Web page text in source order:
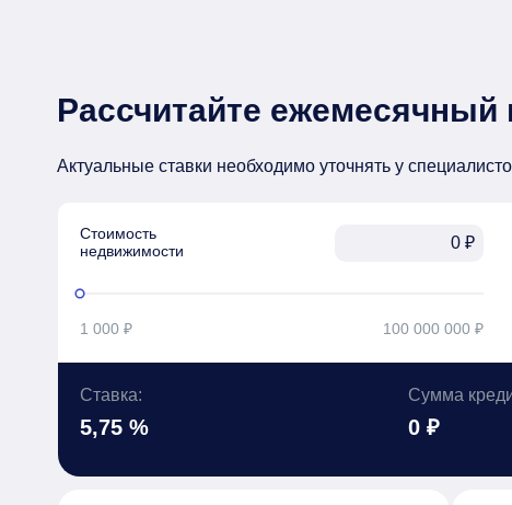
Рассчитайте ежемесячный
Актуальные ставки необходимо уточнять у
Стоимость
недвижимости
₽
1 000 ₽ 100 000 000 ₽
Ставка:
5,75 %
Сумма
0 ₽